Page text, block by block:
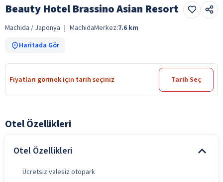
Beauty Hotel Brassino Asian Resort
Machida / Japonya | MachidaMerkez:7.6 km
Haritada Gör
Fiyatları görmek için tarih seçiniz Tarih Seç
Otel Özellikleri
Otel Özellikleri
Ücretsiz valesiz otopark